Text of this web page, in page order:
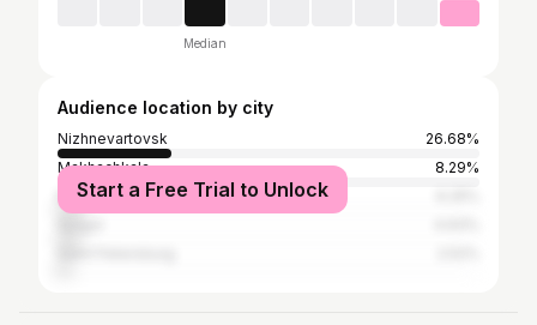
Median
Audience location by city
Nizhnevartovsk
26.68%
Makhachkala
8.29%
Moscow
Start a Free Trial to Unlock